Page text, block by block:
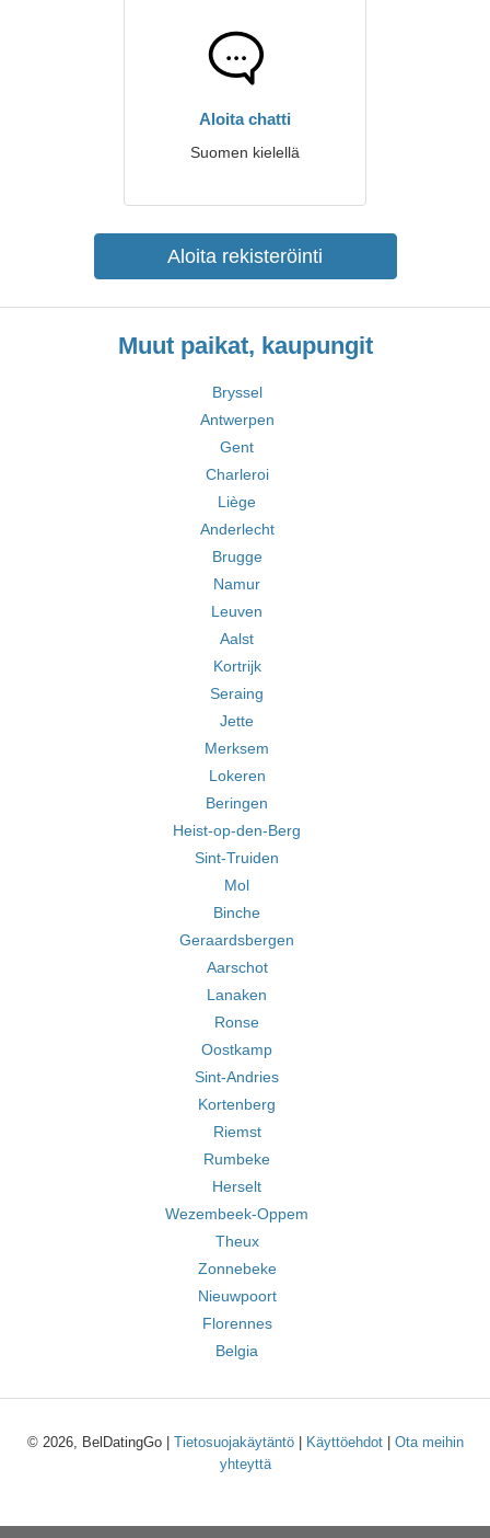
Aloita chatti
Suomen kielellä
Aloita rekisteröinti
Muut paikat, kaupungit
Bryssel
Antwerpen
Gent
Charleroi
Liège
Anderlecht
Brugge
Namur
Leuven
Aalst
Kortrijk
Seraing
Jette
Merksem
Lokeren
Beringen
Heist-op-den-Berg
Sint-Truiden
Mol
Binche
Geraardsbergen
Aarschot
Lanaken
Ronse
Oostkamp
Sint-Andries
Kortenberg
Riemst
Rumbeke
Herselt
Wezembeek-Oppem
Theux
Zonnebeke
Nieuwpoort
Florennes
Belgia
© 2026, BelDatingGo | Tietosuojakäytäntö| Käyttöehdot| Ota meihin
yhteyttä